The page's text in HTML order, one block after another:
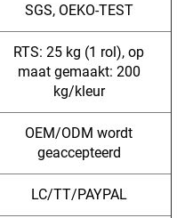
SGS, OEKO-TEST
RTS: 25 kg (1 rol), op
maat gemaakt: 200
kg/kleur
OEM/ODM wordt
geaccepteerd
LC/TT/PAYPAL